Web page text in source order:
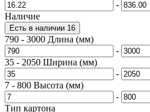
-
Наличие
Есть в наличии 16
790 - 3000 Длина (мм)
-
35 - 2050 Ширина (мм)
-
7 - 800 Высота (мм)
-
Тип картона